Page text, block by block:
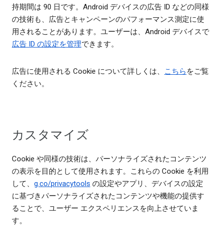
持期間は 90 日です。Android デバイスの広告 ID などの同様
の技術も、広告とキャンペーンのパフォーマンス測定に使
用されることがあります。ユーザーは、Android デバイスで
広告 ID の設定を管理できます。
広告に使用される Cookie について詳しくは、 こちら をご覧
ください。
カスタマイズ
Cookie や同様の技術は、パーソナライズされたコンテンツ
の表示を目的として使用されます。これらの Cookie を利用
して、 g.co/privacytools の設定やアプリ、デバイスの設定
に基づきパーソナライズされたコンテンツや機能の提供す
ることで、ユーザー エクスペリエンスを向上させていま
す。